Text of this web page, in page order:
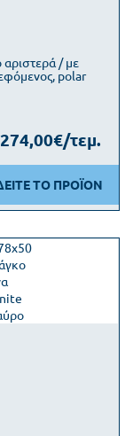
/ με
polar
274,00€/τεμ.
ΤΟ ΠΡΟΪΟΝ